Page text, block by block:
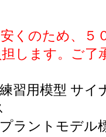
くのため、５
します。ご了
習用模型 サ
ラントモデル